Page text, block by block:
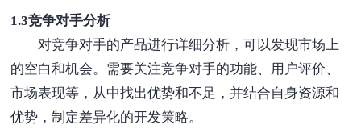
1.3竞争对手分析
对竞争对手的产品进行详细分析，可以发现市场上
的空白和机会。需要关注竞争对手的功能、用户评价、
市场表现等，从中找出优势和不足，并结合自身资源和
优势，制定差异化的开发策略。